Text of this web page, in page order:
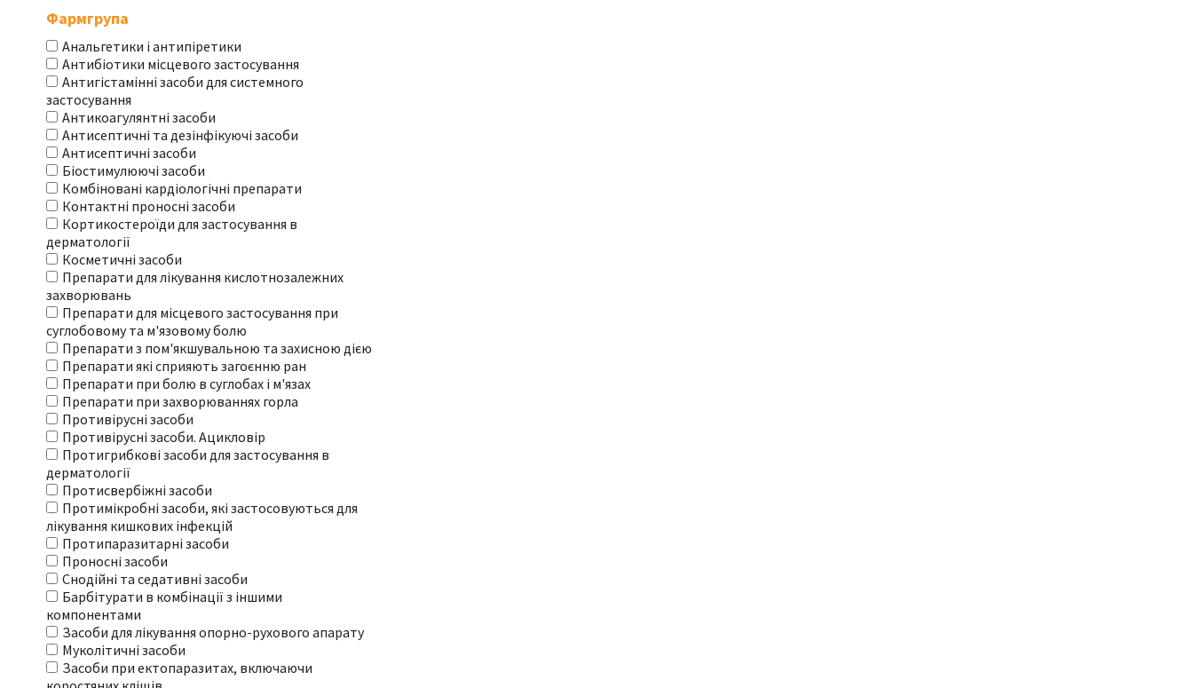
Фармгрупа
Анальгетики і антипіретики
Антибіотики місцевого застосування
Антигістамінні засоби для системного
застосування
Антикоагулянтні засоби
Антисептичні та дезінфікуючі засоби
Антисептичні засоби
Біостимулюючі засоби
Комбіновані кардіологічні препарати
Контактні проносні засоби
Кортикостероїди для застосування в
дерматології
Косметичні засоби
Препарати для лікування кислотнозалежних
захворювань
Препарати для місцевого застосування при
суглобовому та м'язовому болю
Препарати з пом'якшувальною та захисною дією
Препарати які сприяють загоєнню ран
Препарати при болю в суглобах і м'язах
Препарати при захворюваннях горла
Противірусні засоби
Противірусні засоби. Ацикловір
Протигрибкові засоби для застосування в
дерматології
Протисвербіжні засоби
Протимікробні засоби, які застосовуються для
лікування кишкових інфекцій
Протипаразитарні засоби
Проносні засоби
Снодійні та седативні засоби
Барбітурати в комбінації з іншими
компонентами
Засоби для лікування опорно-рухового апарату
Муколітичні засоби
Засоби при ектопаразитах, включаючи